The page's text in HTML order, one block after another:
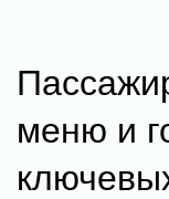
меню и